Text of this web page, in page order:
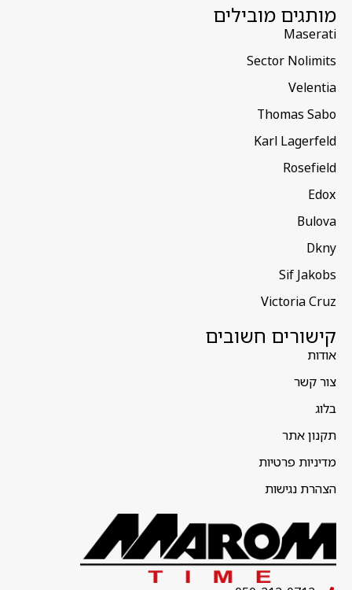
מותגים מובילים
Maserati
Sector Nolimits
Velentia
Thomas Sabo
Karl Lagerfeld
Rosefield
Edox
Bulova
Dkny
Sif Jakobs
Victoria Cruz
קישורים חשובים
אודות
צור קשר
בלוג
תקנון אתר
מדיניות פרטיות
הצהרת נגישות